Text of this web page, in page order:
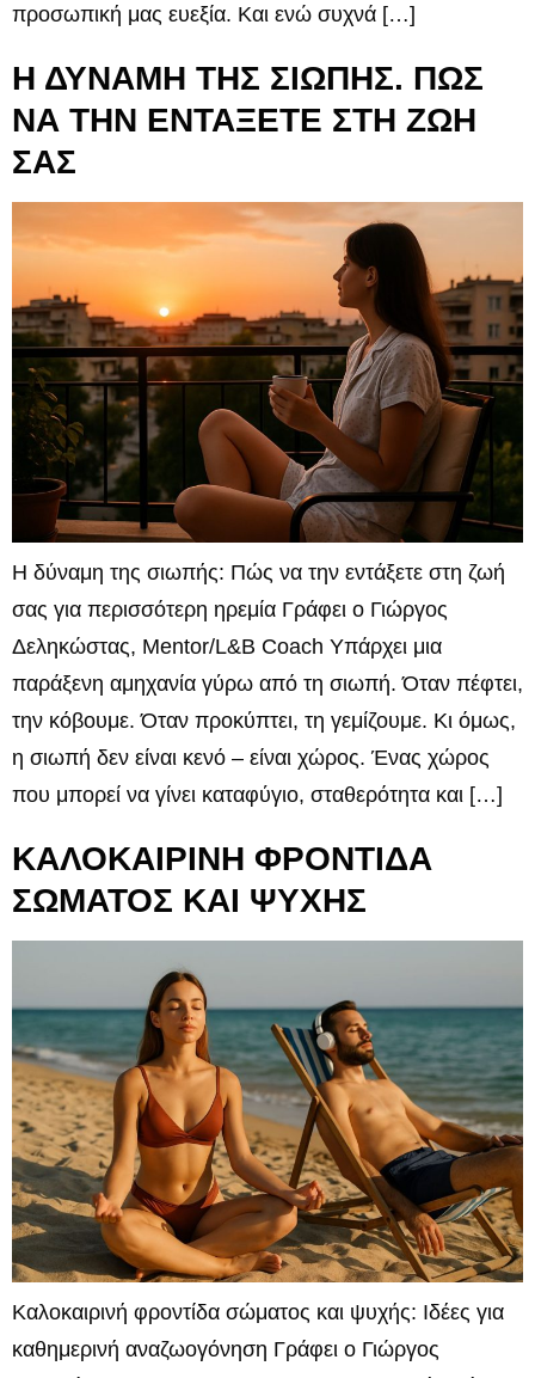
προσωπική μας ευεξία. Και ενώ συχνά […]
Η ΔΥΝΑΜΗ ΤΗΣ ΣΙΩΠΗΣ. ΠΩΣ
ΝΑ ΤΗΝ ΕΝΤΑΞΕΤΕ ΣΤΗ ΖΩΗ
ΣΑΣ
Η δύναμη της σιωπής: Πώς να την εντάξετε στη ζωή
σας για περισσότερη ηρεμία Γράφει ο Γιώργος
Δεληκώστας, Mentor/L&B Coach Υπάρχει μια
παράξενη αμηχανία γύρω από τη σιωπή. Όταν πέφτει,
την κόβουμε. Όταν προκύπτει, τη γεμίζουμε. Κι όμως,
η σιωπή δεν είναι κενό – είναι χώρος. Ένας χώρος
που μπορεί να γίνει καταφύγιο, σταθερότητα και […]
ΚΑΛΟΚΑΙΡΙΝΗ ΦΡΟΝΤΙΔΑ
ΣΩΜΑΤΟΣ ΚΑΙ ΨΥΧΗΣ
Καλοκαιρινή φροντίδα σώματος και ψυχής: Ιδέες για
καθημερινή αναζωογόνηση Γράφει ο Γιώργος